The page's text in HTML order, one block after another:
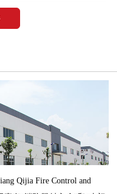
Qijia Fire Control and